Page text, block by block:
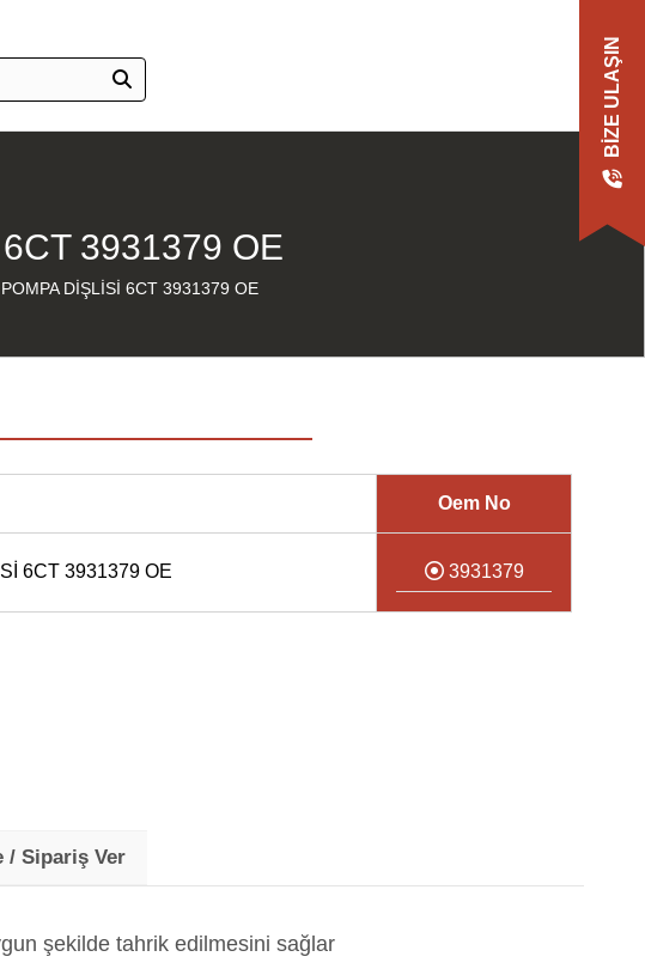
BIZE ULAŞIN
3931379 OE
DİŞLİSİ 6CT 3931379 OE
Oem No
6CT 3931379 OE 3931379
/ Sipariş Ver
şekilde tahrik edilmesini sağlar